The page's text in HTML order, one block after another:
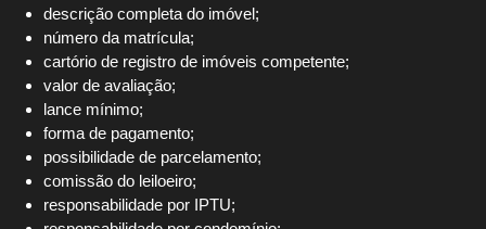
descrição completa do imóvel;
número da matrícula;
cartório de registro de imóveis competente;
valor de avaliação;
lance mínimo;
forma de pagamento;
possibilidade de parcelamento;
comissão do leiloeiro;
responsabilidade por IPTU;